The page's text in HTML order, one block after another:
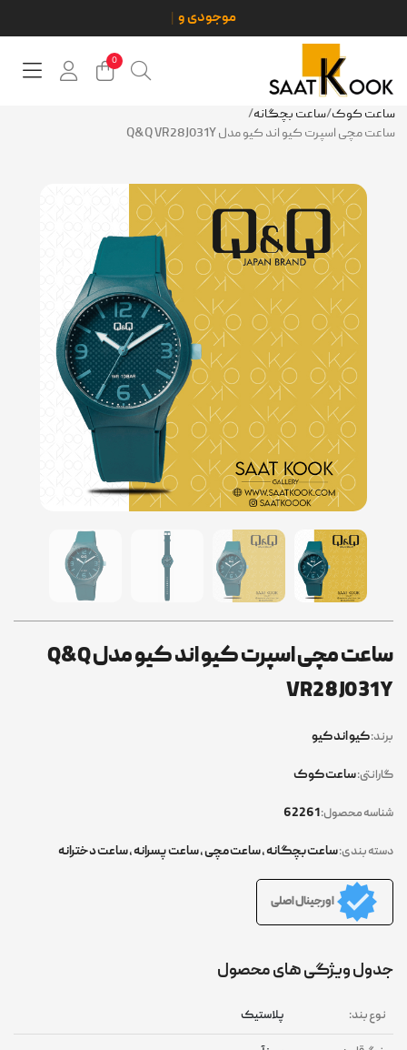
0
ساعت کوک/ساعت بچگانه/
ساعت مچی اسپرت کیو اند کیو مدل Q&Q VR28J031Y
ساعت مچی اسپرت کیو اند کیو مدل Q&Q
VR28J031Y
برند:کیو اند کیو
گارانتی:ساعت کوک
شناسه محصول:
دسته بندی:ساعت بچگانه,ساعت مچی,ساعت پسرانه,ساعت دخترانه
اورجینال اصلی
جدول ویژگی های محصول
نوع بند: پلاستیک